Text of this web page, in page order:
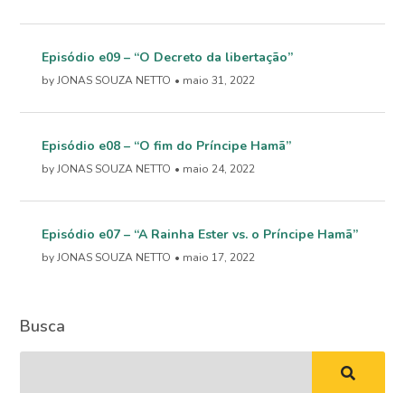
Episódio e09 – “O Decreto da libertação”
by JONAS SOUZA NETTO • maio 31, 2022
Episódio e08 – “O fim do Príncipe Hamã”
by JONAS SOUZA NETTO • maio 24, 2022
Episódio e07 – “A Rainha Ester vs. o Príncipe Hamã”
by JONAS SOUZA NETTO • maio 17, 2022
Busca